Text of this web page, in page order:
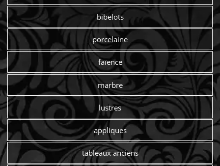
bibelots
porcelaine
faïence
marbre
lustres
appliques
tableaux anciens